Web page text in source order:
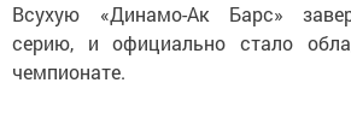
Всухую «Динамо-Ак Барс»
серию, и официально стало
чемпионате.